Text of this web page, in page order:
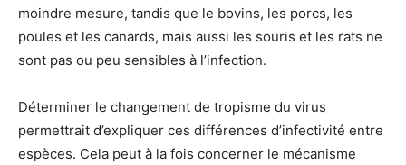
moindre mesure, tandis que le bovins, les porcs, les
poules et les canards, mais aussi les souris et les rats ne
sont pas ou peu sensibles à l’infection.
Déterminer le changement de tropisme du virus
permettrait d’expliquer ces différences d’infectivité entre
espèces. Cela peut à la fois concerner le mécanisme